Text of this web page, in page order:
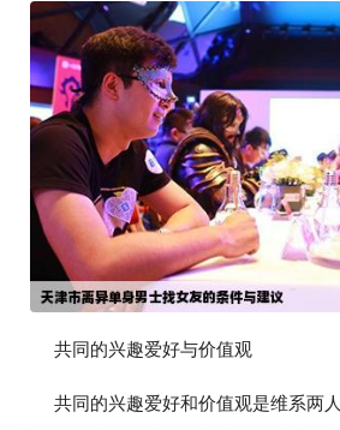
共同的兴趣爱好与价值观
共同的兴趣爱好和价值观是维系两